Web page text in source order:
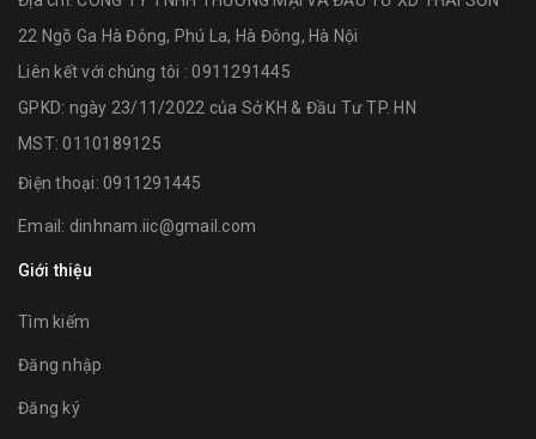
22 Ngõ Ga Hà Đông, Phú La, Hà Đông, Hà Nội
Liên kết với chúng tôi : 0911291445
GPKD: ngày 23/11/2022 của Sở KH & Đầu Tư TP. HN
MST: 0110189125
Điện thoại: 0911291445
Email: dinhnam.iic@gmail.com
Giới thiệu
Tìm kiếm
Đăng nhập
Đăng ký